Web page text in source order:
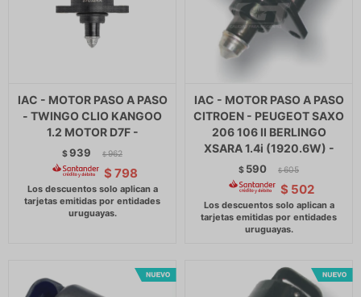
IAC - MOTOR PASO A PASO
- TWINGO CLIO KANGOO
1.2 MOTOR D7F -
$939 $ 962
$ 798
IAC - MOTOR PASO A PASO
CITROEN - PEUGEOT SAXO
206 106 II BERLINGO
XSARA 1.4i (1920.6W) -
$ 590 $ 605
$ 502